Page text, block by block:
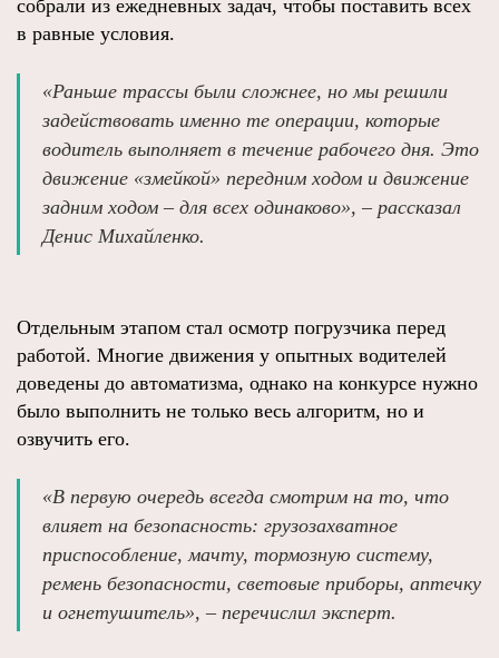
собрали из ежедневных задач, чтобы поставить всех
в равные условия.
«Раньше трассы были сложнее, но мы решили
задействовать именно те операции, которые
водитель выполняет в течение рабочего дня. Это
движение «змейкой» передним ходом и движение
задним ходом – для всех одинаково», – рассказал
Денис Михайленко.
Отдельным этапом стал осмотр погрузчика перед
работой. Многие движения у опытных водителей
доведены до автоматизма, однако на конкурсе нужно
было выполнить не только весь алгоритм, но и
озвучить его.
«В первую очередь всегда смотрим на то, что
влияет на безопасность: грузозахватное
приспособление, мачту, тормозную систему,
ремень безопасности, световые приборы, аптечку
и огнетушитель», – перечислил эксперт.